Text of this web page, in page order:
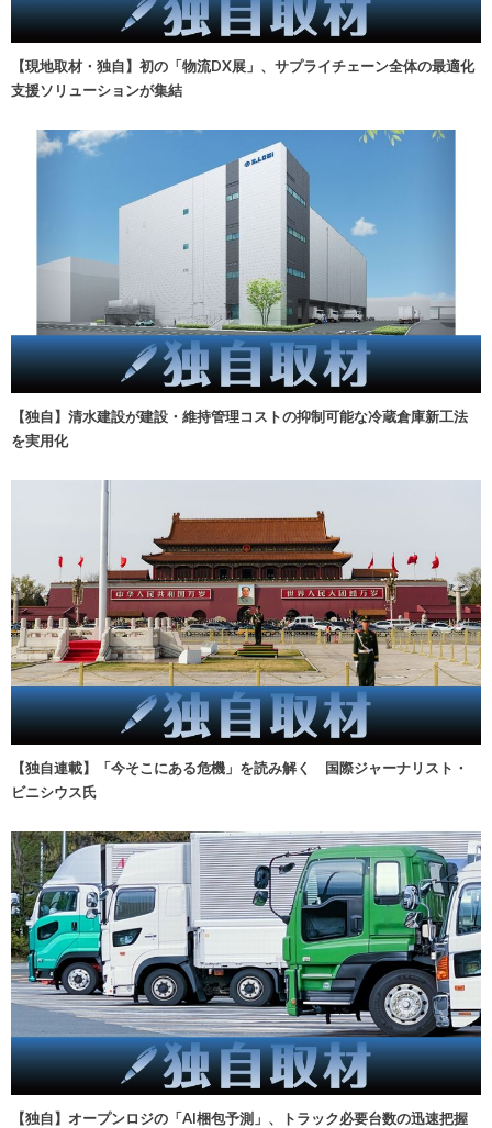
【現地取材・独自】初の「物流DX展」、サプライチェーン全体の最適化
支援ソリューションが集結
【独自】清水建設が建設・維持管理コストの抑制可能な冷蔵倉庫新工法
を実用化
【独自連載】「今そこにある危機」を読み解く 国際ジャーナリスト・
ビニシウス氏
【独自】オープンロジの「AI梱包予測」、トラック必要台数の迅速把握